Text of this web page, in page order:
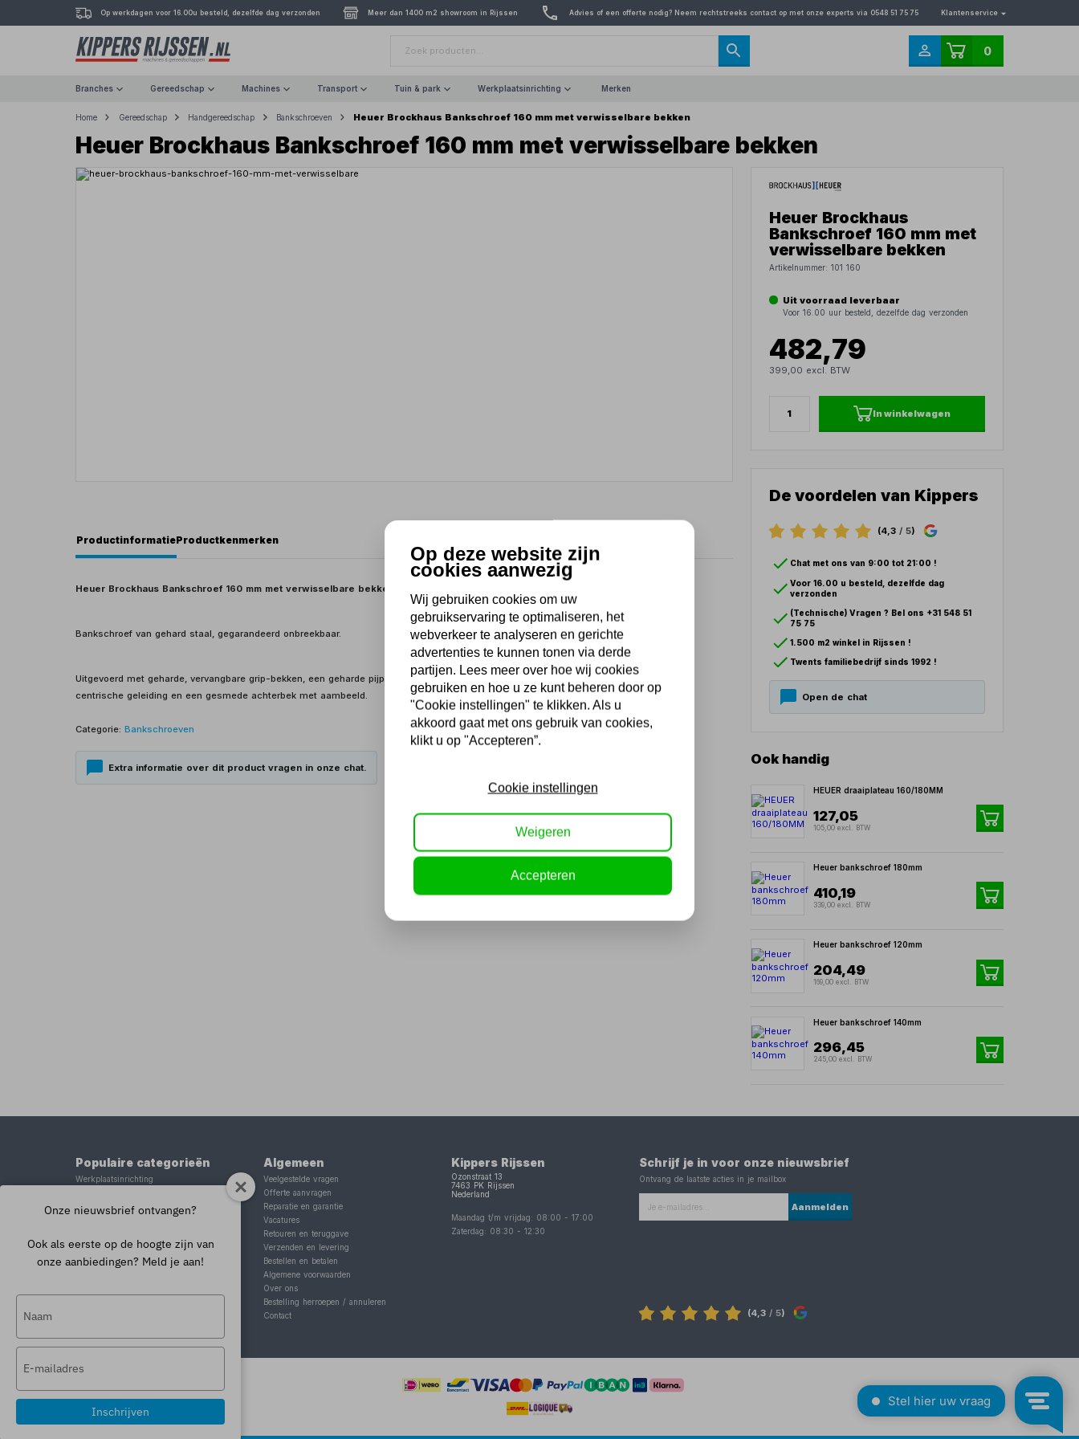
Op werkdagen voor 16.00u besteld, dezelfde dag verzonden Meer dan 1400 m2 showroom in Rijssen Advies of een offerte nodig? Neem rechtstreeks contact op met onze experts via 0548 51 75 75 Klantenservice
0
Branches Gereedschap Machines Transport Tuin & park Werkplaatsinrichting Merken
Home Gereedschap Handgereedschap Bankschroeven Heuer Brockhaus Bankschroef 160 mm met verwisselbare bekken
Heuer Brockhaus Bankschroef 160 mm met verwisselbare bekken
ProductinformatieProductkenmerken
Heuer Brockhaus Bankschroef 160 mm met verwisselbare bekken
Bankschroef van gehard staal, gegarandeerd onbreekbaar.
Uitgevoerd met geharde, vervangbare grip-bekken, een geharde pijpenklem, aangesmede sterke draadspindel, nastelbare
centrische geleiding en een gesmede achterbek met aambeeld.
Categorie:Bankschroeven
Extra informatie over dit product vragen in onze chat.
Heuer Brockhaus
Bankschroef 160 mm met
verwisselbare bekken
Artikelnummer:101 160
Uit voorraad leverbaar
Voor 16.00 uur besteld, dezelfde dag verzonden
482,79
399,00 excl. BTW
In winkelwagen
De voordelen van Kippers
(4,3/ 5)
Chat met ons van 9:00 tot 21:00 !
Voor 16.00 u besteld, dezelfde dag
verzonden
(Technische) Vragen ? Bel ons +31 548 51
75 75
1.500 m2 winkel in Rijssen !
Twents familiebedrijf sinds 1992 !
Open de chat
Ook handig
HEUER draaiplateau 160/180MM
127,05
105,00 excl. BTW
Heuer bankschroef 180mm
410,19
339,00 excl. BTW
Heuer bankschroef 120mm
204,49
169,00 excl. BTW
Heuer bankschroef 140mm
296,45
245,00 excl. BTW
Populaire categorieën
Werkplaatsinrichting
Tig lasapparaat
Motorlift
Schaarlift
Algemeen
Veelgestelde vragen
Offerte aanvragen
Reparatie en garantie
Vacatures
Retouren en teruggave
Verzenden en levering
Bestellen en betalen
Algemene voorwaarden
Over ons
Bestelling herroepen / annuleren
Contact
Kippers Rijssen
Ozonstraat 13
7463 PK
Rijssen
Nederland
Maandag t/m vrijdag: 08:00 -17:00
Zaterdag: 08:30 -12:30
Schrijf je in voor onze nieuwsbrief
Ontvang de laatste acties in je mailbox
Aanmelden
(4,3 / 5)
Onze nieuwsbrief ontvangen?
Ook als eerste op de hoogte zijn van
onze aanbiedingen? Meld je aan!
naam
e-
mailadres
in
Inschrijven
Op deze website zijn
cookies aanwezig
Wij gebruiken cookies om uw
gebruikservaring te optimaliseren, het
webverkeer te analyseren en gerichte
advertenties te kunnen tonen via derde
partijen. Lees meer over hoe wij cookies
gebruiken en hoe u ze kunt beheren door op
"Cookie instellingen" te klikken. Als u
akkoord gaat met ons gebruik van cookies,
klikt u op "Accepteren”.
Cookie instellingen
Weigeren
Accepteren